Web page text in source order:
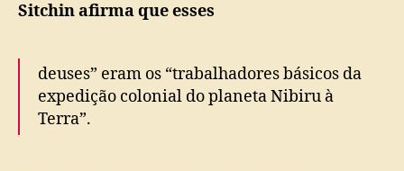
Sitchin afirma que esses
deuses” eram os “trabalhadores básicos da
expedição colonial do planeta Nibiru à
Terra”.